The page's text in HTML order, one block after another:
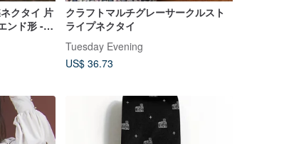
クタイ 片
ンド形 -
クラフトマルチグレーサークルスト
ライプネクタイ
Tuesday Evening
US$ 36.73